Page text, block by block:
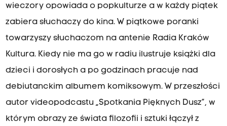
wieczory opowiada o popkulturze a w każdy piątek
zabiera słuchaczy do kina. W piątkowe poranki
towarzyszy słuchaczom na antenie Radia Kraków
Kultura. Kiedy nie ma go w radiu ilustruje książki dla
dzieci i dorosłych a po godzinach pracuje nad
debiutanckim albumem komiksowym. W przeszłości
autor videopodcastu „Spotkania Pięknych Dusz”, w
którym obrazy ze świata filozofii i sztuki łączył z